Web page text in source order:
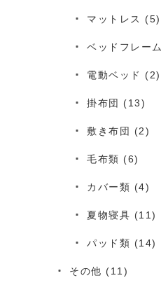
マットレス (5)
ベッドフレーム
電動ベッド (2)
掛布団 (13)
敷き布団 (2)
毛布類 (6)
カバー類 (4)
夏物寝具 (11)
パッド類 (14)
その他 (11)